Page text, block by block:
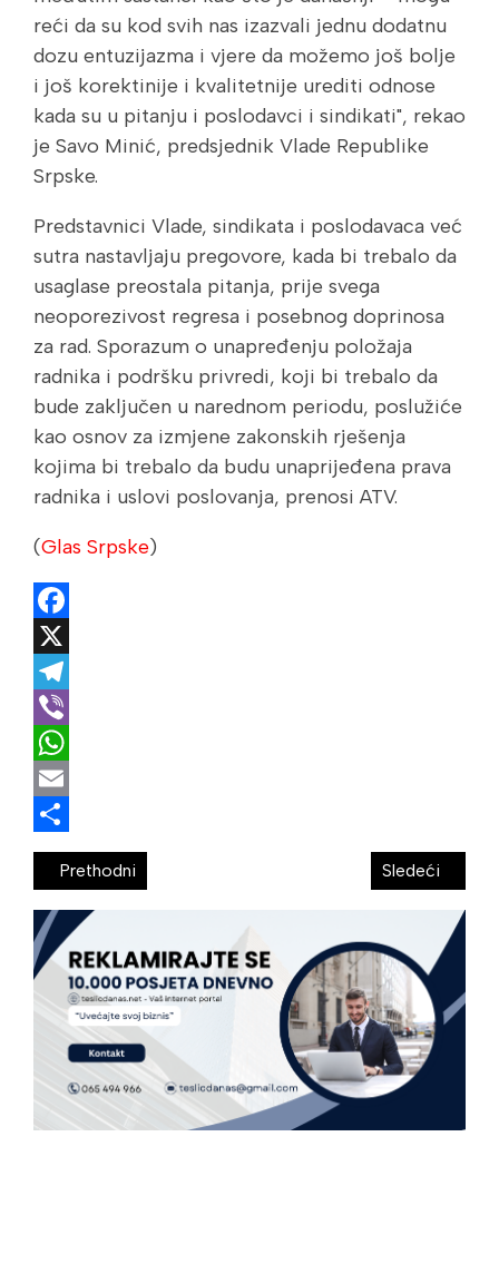
reći da su kod svih nas izazvali jednu dodatnu
dozu entuzijazma i vjere da možemo još bolje
i još korektinije i kvalitetnije urediti odnose
kada su u pitanju i poslodavci i sindikati", rekao
je Savo Minić, predsjednik Vlade Republike
Srpske.
Predstavnici Vlade, sindikata i poslodavaca već
sutra nastavljaju pregovore, kada bi trebalo da
usaglase preostala pitanja, prije svega
neoporezivost regresa i posebnog doprinosa
za rad. Sporazum o unapređenju položaja
radnika i podršku privredi, koji bi trebalo da
bude zaključen u narednom periodu, poslužiće
kao osnov za izmjene zakonskih rješenja
kojima bi trebalo da budu unaprijeđena prava
radnika i uslovi poslovanja, prenosi ATV.
(Glas Srpske)
Facebook
X
Telegram
Viber
WhatsApp
Email
Share
Prethodni Sledeći